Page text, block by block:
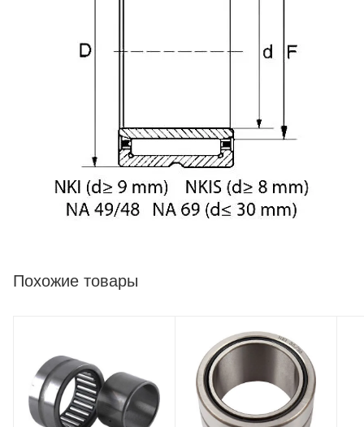
Похожие товары